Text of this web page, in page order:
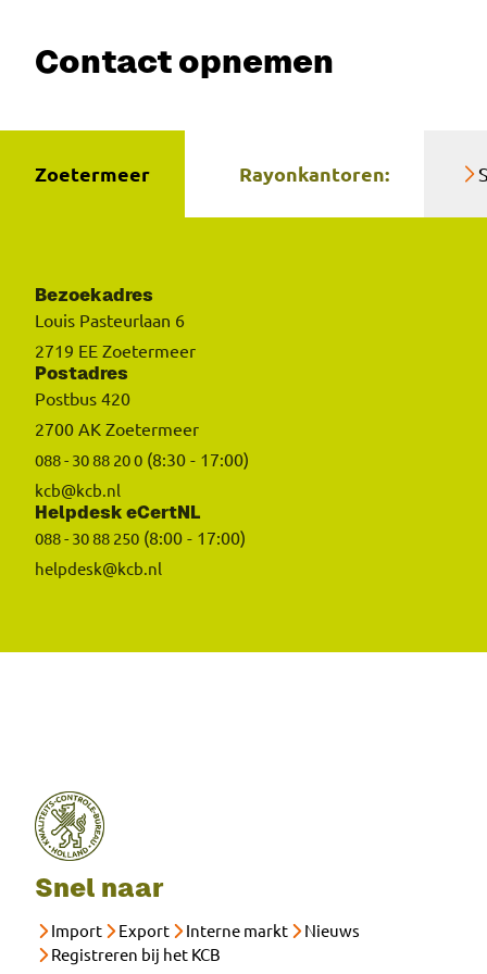
Contact opnemen
Zoetermeer Rayonkantoren:
Bezoekadres
Louis Pasteurlaan 6
2719 EE Zoetermeer
Postadres
Postbus 420
2700 AK Zoetermeer
088 - 30 88 20 0 (8:30 - 17:00)
kcb@kcb.nl
Helpdesk eCertNL
088 - 30 88 250 (8:00 - 17:00)
helpdesk@kcb.nl
Snel naar
Import Export Interne markt
Nieuws
Registreren bij het KCB